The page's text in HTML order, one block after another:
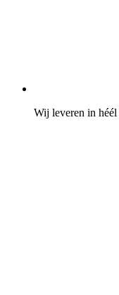
Wij leveren in héél